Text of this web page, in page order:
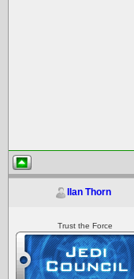
Ilan Thorn
Trust the Force